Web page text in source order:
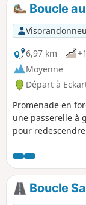
Boucle
6,97 km
Moyenne
Départ à
Promenade en
une passerelle à
pour
d’emprunter une
Michel au Rocher
Boucle